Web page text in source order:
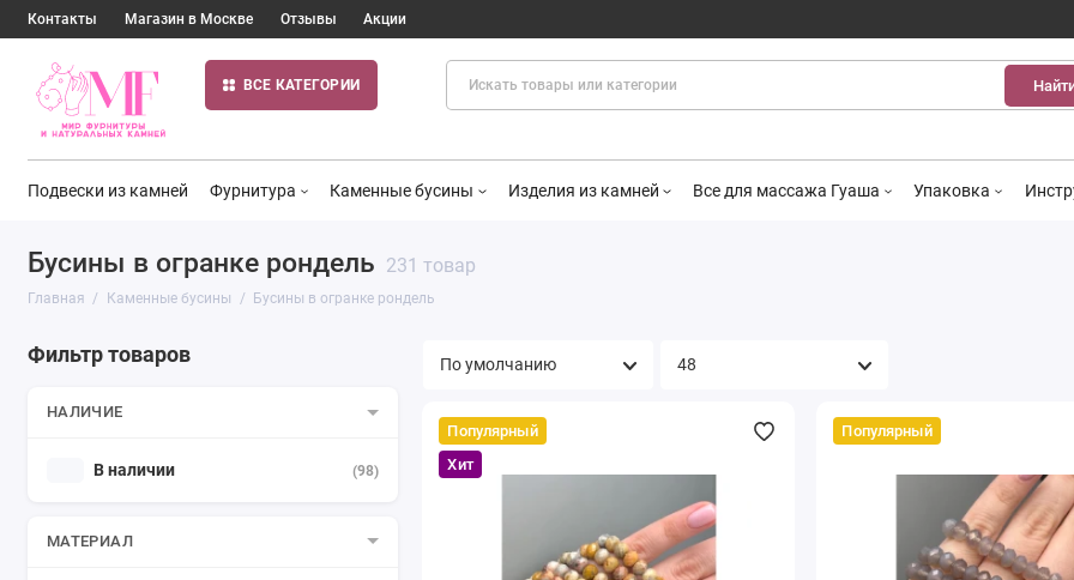
Контакты Магазин в Москве Отзывы Акции
ВСЕ КАТЕГОРИИ
Подвески из камней Фурнитура Каменные бусины Изделия из камней Все для массажа Гуаша Упаковка
Бусины в огранке рондель 231 товар
Главная Каменные бусины Бусины в огранке рондель
Фильтр товаров
НАЛИЧИЕ
В наличии (98)
МАТЕРИАЛ
Популярный
Хит
Популярный